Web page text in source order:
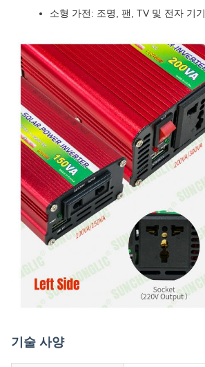
소형 가전: 조명, 팬, TV 및 전자 기기
기술 사양